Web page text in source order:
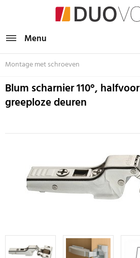
Menu
Montage met schroeven
Blum scharnier 110°,
greeploze deuren